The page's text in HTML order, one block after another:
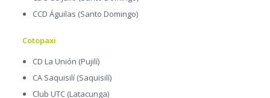
CCD Águilas (Santo Domingo)
Cotopaxi
CD La Unión (Pujilí)
CA Saquisilí (Saquisilí)
Club UTC (Latacunga)